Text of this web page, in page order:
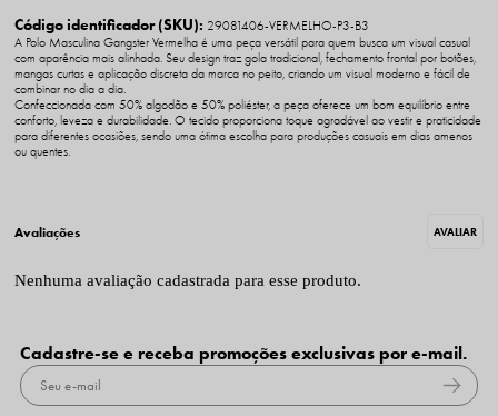
Código identificador (SKU): 29081406-VERMELHO-P3-B3
A Polo Masculina Gangster Vermelha é uma peça versátil para quem busca um visual casual
com aparência mais alinhada. Seu design traz gola tradicional, fechamento frontal por botões,
mangas curtas e aplicação discreta da marca no peito, criando um visual moderno e fácil de
combinar no dia a dia.
Confeccionada com 50% algodão e 50% poliéster, a peça oferece um bom equilíbrio entre
conforto, leveza e durabilidade. O tecido proporciona toque agradável ao vestir e praticidade
para diferentes ocasiões, sendo uma ótima escolha para produções casuais em dias amenos
ou quentes.
Nenhuma avaliação cadastrada para esse produto.
Cadastre-se e receba promoções exclusivas por e-mail.